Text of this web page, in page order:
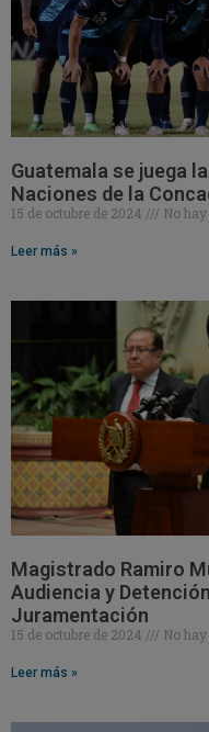
Guatemala se juega
Naciones de la
15 de octubre de 2024 No
Leer más »
Magistrado Ramiro
Audiencia y
Juramentación
15 de octubre de 2024 No
Leer más »